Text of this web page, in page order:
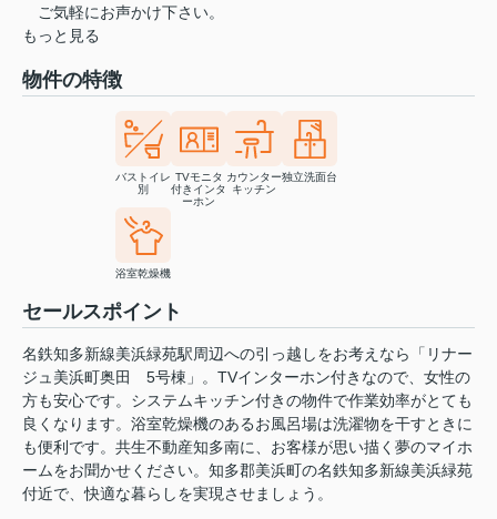
ご気軽にお声かけ下さい。
もっと見る
物件の特徴
バストイレ
別
TVモニタ
付きインタ
ーホン
カウンター
キッチン
独立洗面台
浴室乾燥機
セールスポイント
名鉄知多新線美浜緑苑駅周辺への引っ越しをお考えなら「リナー
ジュ美浜町奥田 5号棟」。TVインターホン付きなので、女性の
方も安心です。システムキッチン付きの物件で作業効率がとても
良くなります。浴室乾燥機のあるお風呂場は洗濯物を干すときに
も便利です。共生不動産知多南に、お客様が思い描く夢のマイホ
ームをお聞かせください。知多郡美浜町の名鉄知多新線美浜緑苑
付近で、快適な暮らしを実現させましょう。